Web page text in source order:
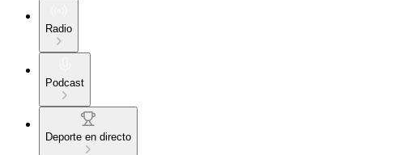
Radio
Podcast
Deporte en directo